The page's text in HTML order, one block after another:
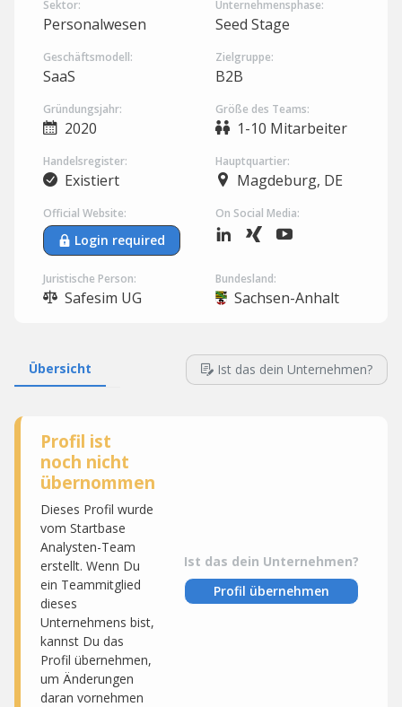
Sektor:
Personalwesen
Unternehmensphase:
Seed Stage
Geschäftsmodell:
SaaS
Zielgruppe:
B2B
Gründungsjahr:
2020
Größe des Teams:
1-10 Mitarbeiter
Handelsregister:
Existiert
Hauptquartier:
Magdeburg, DE
Official Website:
Login required
On Social Media:
Juristische Person:
Safesim UG
Bundesland:
Sachsen-Anhalt
Übersicht Ist das dein Unternehmen?
Profil ist
noch nicht
übernommen
Dieses Profil wurde
vom Startbase
Analysten-Team
erstellt. Wenn Du
ein Teammitglied
dieses
Unternehmens bist,
kannst Du das
Profil übernehmen,
um Änderungen
daran vornehmen
Ist das dein Unternehmen?
Profil übernehmen